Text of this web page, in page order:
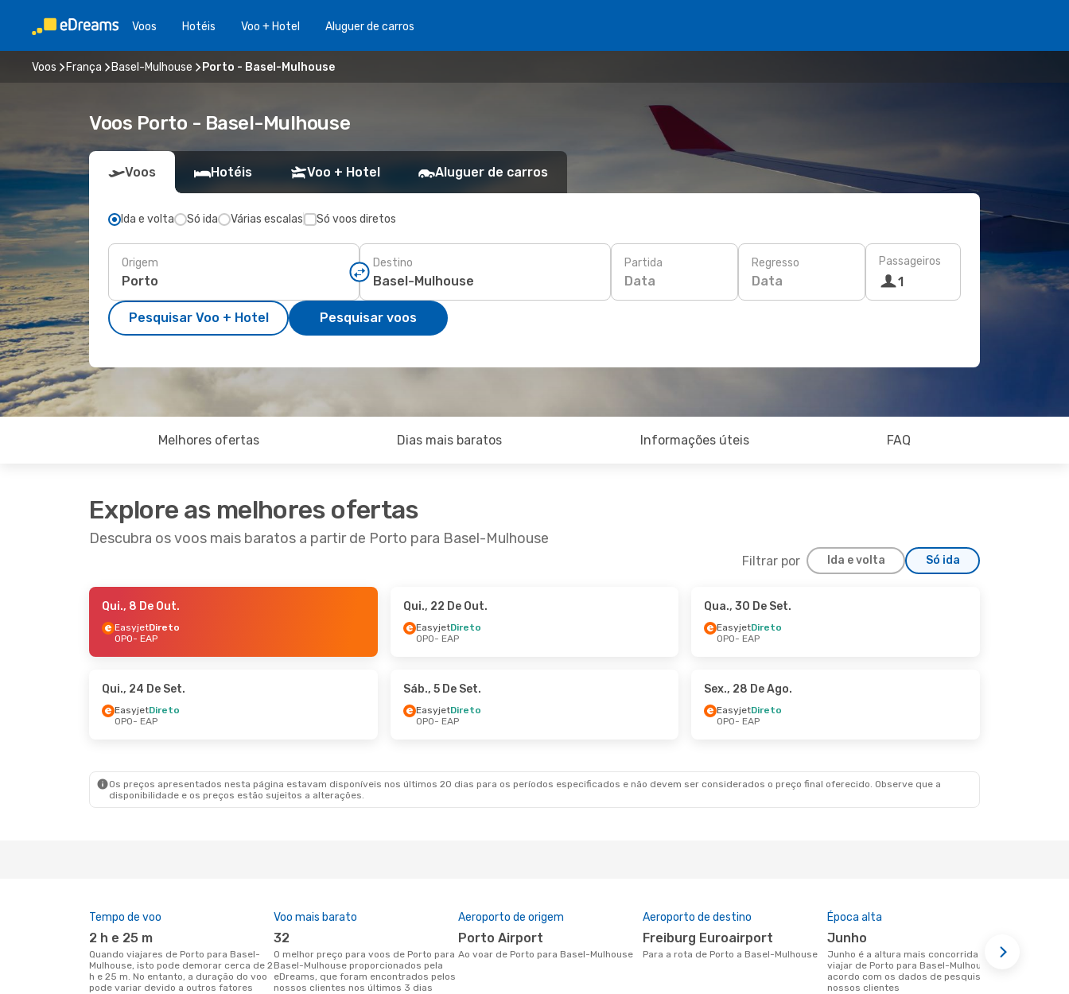
Voos Hotéis Voo + Hotel Aluguer de carros
Voos França Basel-Mulhouse Porto - Basel-Mulhouse
Voos Porto - Basel-Mulhouse
Voos Hotéis Voo + Hotel Aluguer de carros
Ida e volta Só ida Várias escalas Só voos diretos
Origem Destino Partida
Data
Regresso
Data
Passageiros
1
Pesquisar Voo + Hotel Pesquisar voos
Melhores ofertas Dias mais baratos Informações úteis FAQ
Explore as melhores ofertas
Descubra os voos mais baratos a partir de Porto para Basel-Mulhouse
Filtrar por Ida e volta Só ida
- Seg., 26 De Out. - Ter., 13 De Out. - Qua., 7 De Out.
- Ter., 22 De Set. - Ter., 1 De Set.
EAP
- OPO
- Sáb., 12 De Set.
EAP
- OPO
Qui., 8 De Out.
EasyjetDireto
OPO- EAP
Qui., 22 De Out.
EasyjetDireto
OPO- EAP
Qua., 30 De Set.
EasyjetDireto
OPO- EAP
Qui., 24 De Set.
EasyjetDireto
OPO- EAP
Sáb., 5 De Set.
EasyjetDireto
OPO- EAP
Sex., 28 De Ago.
EasyjetDireto
OPO- EAP
Os preços apresentados nesta página estavam disponíveis nos últimos 20 dias para os períodos especificados e não devem ser considerados o preço final oferecido. Observe que a
disponibilidade e os preços estão sujeitos a alterações.
Tempo de voo
2 h e 25 m
Quando viajares de Porto para Basel-
Mulhouse, isto pode demorar cerca de 2
h e 25 m. No entanto, a duração do voo
pode variar devido a outros fatores
Voo mais barato
32
O melhor preço para voos de Porto para
Basel-Mulhouse proporcionados pela
eDreams, que foram encontrados pelos
nossos clientes nos últimos 3 dias
Aeroporto de origem
Porto Airport
Ao voar de Porto para Basel-Mulhouse
Aeroporto de destino
Freiburg Euroairport
Para a rota de Porto a Basel-Mulhouse
Época alta
junho
junho é a altura mais concorrida para
viajar de Porto para Basel-Mulhouse de
acordo com os dados de pesquisa dos
nossos clientes